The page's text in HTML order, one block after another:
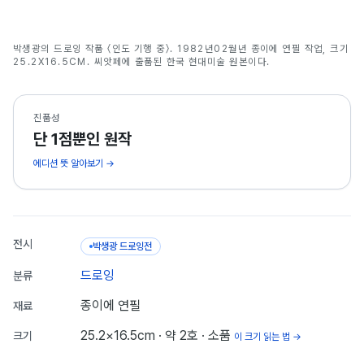
박생광
박생광의 드로잉 작품 〈인도 기행 중〉. 1982년02월년 종이에 연필 작업, 크기
25.2X16.5CM. 씨앗페에 출품된 한국 현대미술 원본이다.
진품성
단 1점뿐인 원작
에디션 뜻 알아보기 →
전시 박생광 드로잉전
분류 드로잉
재료 종이에 연필
크기 25.2×16.5cm · 약 2호 · 소품 이 크기 읽는 법 →